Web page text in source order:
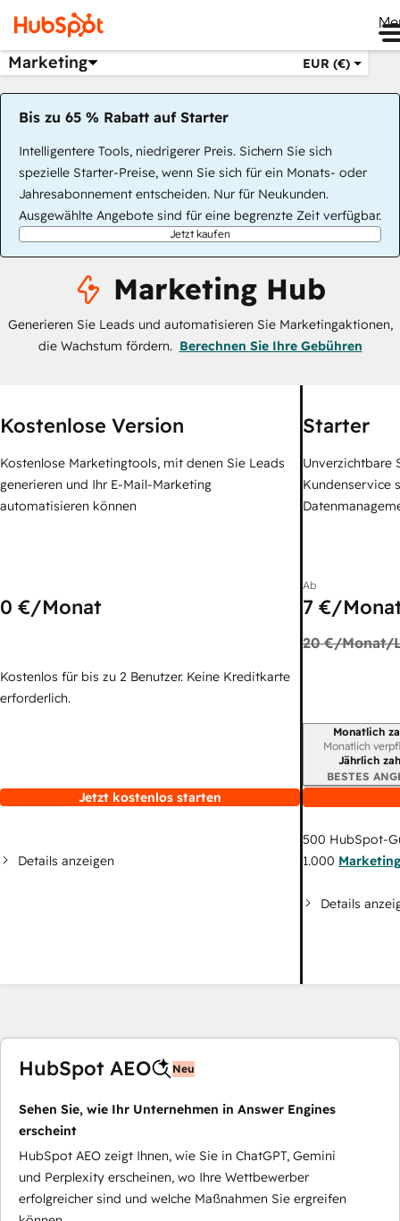
Marketing EUR (€)
Bis zu 65 % Rabatt auf Starter
Intelligentere Tools, niedrigerer Preis. Sichern Sie sich
spezielle Starter-Preise, wenn Sie sich für ein Monats- oder
Jahresabonnement entscheiden. Nur für Neukunden.
Ausgewählte Angebote sind für eine begrenzte Zeit verfügbar.
Jetzt kaufen
Marketing Hub
Generieren Sie Leads und automatisieren Sie Marketingaktionen,
die Wachstum fördern. Berechnen Sie Ihre Gebühren
Kostenlose Version
Kostenlose Marketingtools, mit denen Sie Leads
generieren und Ihr E-Mail-Marketing
automatisieren können
0 €/Monat
Kostenlos für bis zu 2 Benutzer. Keine Kreditkarte
erforderlich.
Jetzt kostenlos starten
Details anzeigen
Starter
Unverzichtbare
Kundenservice
Ab
7 €/
20 €/Monat/
Monatlich
Monatlich
Jährlich
BESTES
500 HubSpot-
1.000
Details
HubSpot AEO Neu
Sehen Sie, wie Ihr Unternehmen in Answer Engines
erscheint
HubSpot AEO zeigt Ihnen, wie Sie in ChatGPT, Gemini
und Perplexity erscheinen, wo Ihre Wettbewerber
erfolgreicher sind und welche Maßnahmen Sie ergreifen